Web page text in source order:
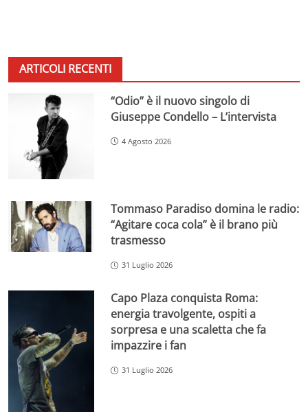
ARTICOLI RECENTI
“Odio” è il nuovo singolo di
Giuseppe Condello – L’intervista
4 Agosto 2026
Tommaso Paradiso domina le radio:
“Agitare coca cola” è il brano più
trasmesso
31 Luglio 2026
Capo Plaza conquista Roma:
energia travolgente, ospiti a
sorpresa e una scaletta che fa
impazzire i fan
31 Luglio 2026